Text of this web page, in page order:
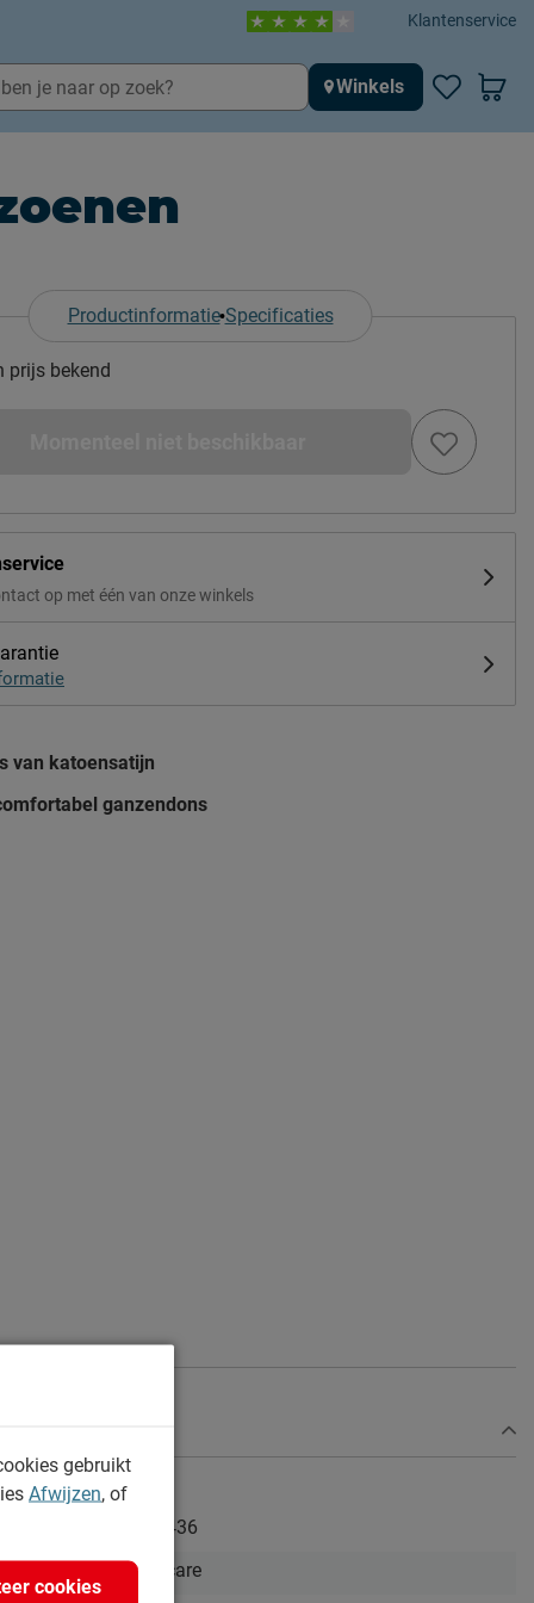
Klantenservice
Winkels
Productinformatie Specificaties
prijs bekend
op met één van onze winkels
van katoensatijn
ganzendons
358436
Topcare
gebruikt
Afwijzen, of
cookies